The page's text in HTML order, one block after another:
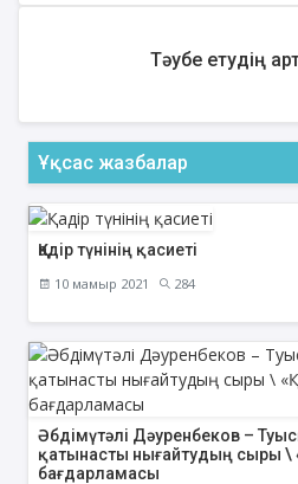
Тәубе етудің
Ұқсас жазбалар
Қадір түнінің қасиеті
10 мамыр 2021 284
Әбдімүтәлі Дәуренбеков –
қатынасты нығайтудың сыры \
бағдарламасы